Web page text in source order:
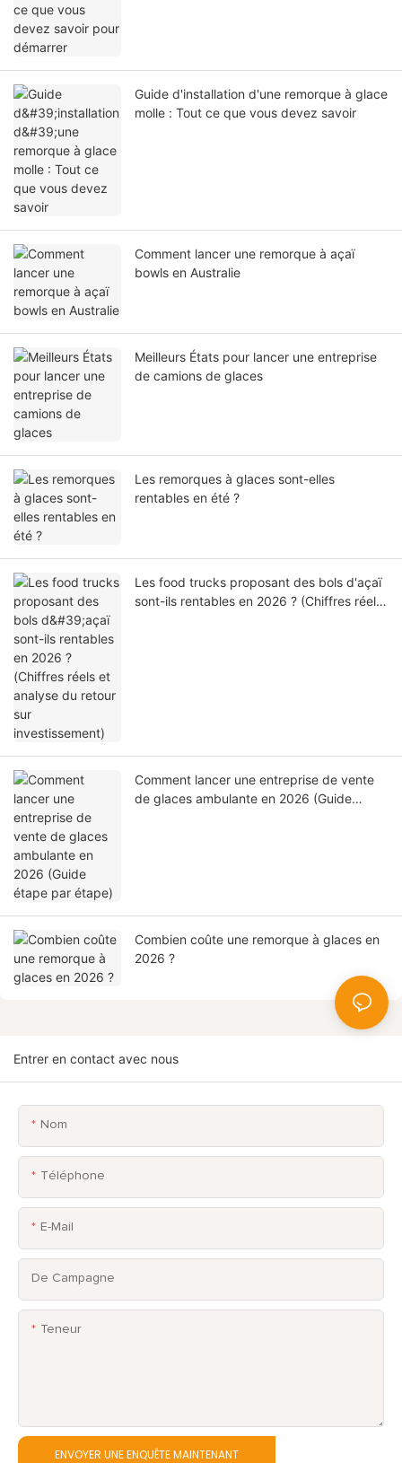
Guide d'installation d'une remorque à glace
molle : Tout ce que vous devez savoir
Comment lancer une remorque à açaï
bowls en Australie
Meilleurs États pour lancer une entreprise
de camions de glaces
Les remorques à glaces sont-elles
rentables en été ?
Les food trucks proposant des bols d'açaï
sont-ils rentables en 2026 ? (Chiffres réels
Comment lancer une entreprise de vente
de glaces ambulante en 2026 (Guide
Combien coûte une remorque à glaces en
2026 ?
Entrer en contact avec nous
Nom
Téléphone
E-Mail
De Campagne
Teneur
ENVOYER UNE ENQUÊTE MAINTENANT